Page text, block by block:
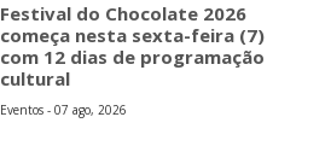
Festival do Chocolate 2026
começa nesta sexta-feira (7)
com 12 dias de programação
cultural
Eventos - 07 ago, 2026